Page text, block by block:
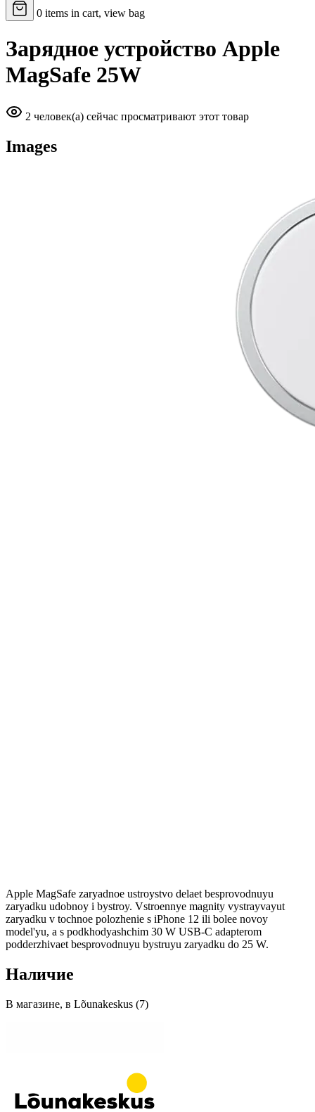
0 items in cart, view bag
Зарядное устройство Apple
MagSafe 25W
2 человек(а) сейчас просматривают этот товар
Images
Apple MagSafe zaryadnoe ustroystvo delaet besprovodnuyu
zaryadku udobnoy i bystroy. Vstroennye magnity vystrayvayut
zaryadku v tochnoe polozhenie s iPhone 12 ili bolee novoy
model'yu, a s podkhodyashchim 30 W USB-C adapterom
podderzhivaet besprovodnuyu bystruyu zaryadku do 25 W.
Наличие
В магазине, в Lõunakeskus (7)